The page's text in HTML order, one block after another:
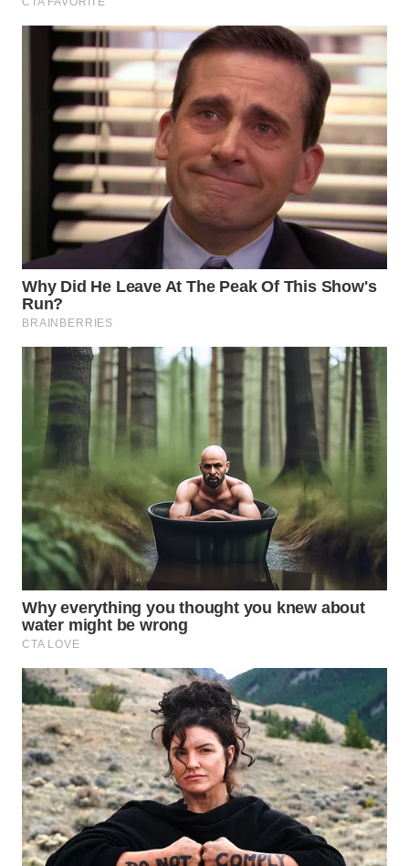
BINTAN
WN
MANDALIKA
WN
LIKUPANG
WN
LABUANBAJO
WN
BORNEO
Wahana
NEWS
WAHANA
TANI
WAHANA
ADVOKAT
WAHANA
INFRASTRUKTUR
WAHANA
KONSUMEN
WAHANA
LISTRIK
WAHANA